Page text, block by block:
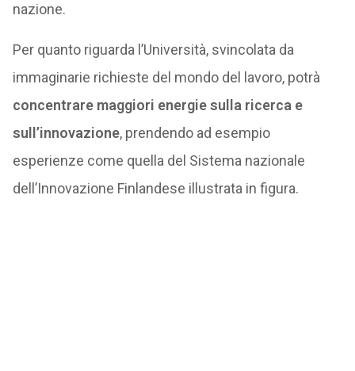
nazione.
Per quanto riguarda l’Università, svincolata da
immaginarie richieste del mondo del lavoro, potrà
concentrare maggiori energie sulla ricerca e
sull’innovazione, prendendo ad esempio
esperienze come quella del Sistema nazionale
dell’Innovazione Finlandese illustrata in figura.